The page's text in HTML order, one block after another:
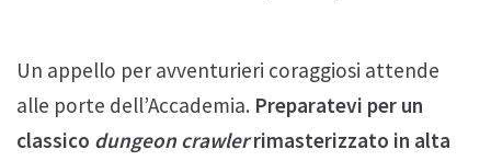
Un appello per avventurieri coraggiosi attende
alle porte dell’Accademia. Preparatevi per un
classico dungeon crawlerrimasterizzato in alta